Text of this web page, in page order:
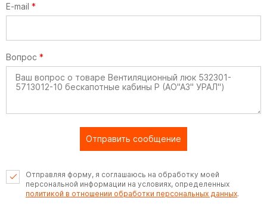
E-mail *
Вопрос *
Отправить сообщение
Отправляя форму, я соглашаюсь на обработку моей
персональной информации на условиях, определенных
политикой в отношении обработки персональных данных.